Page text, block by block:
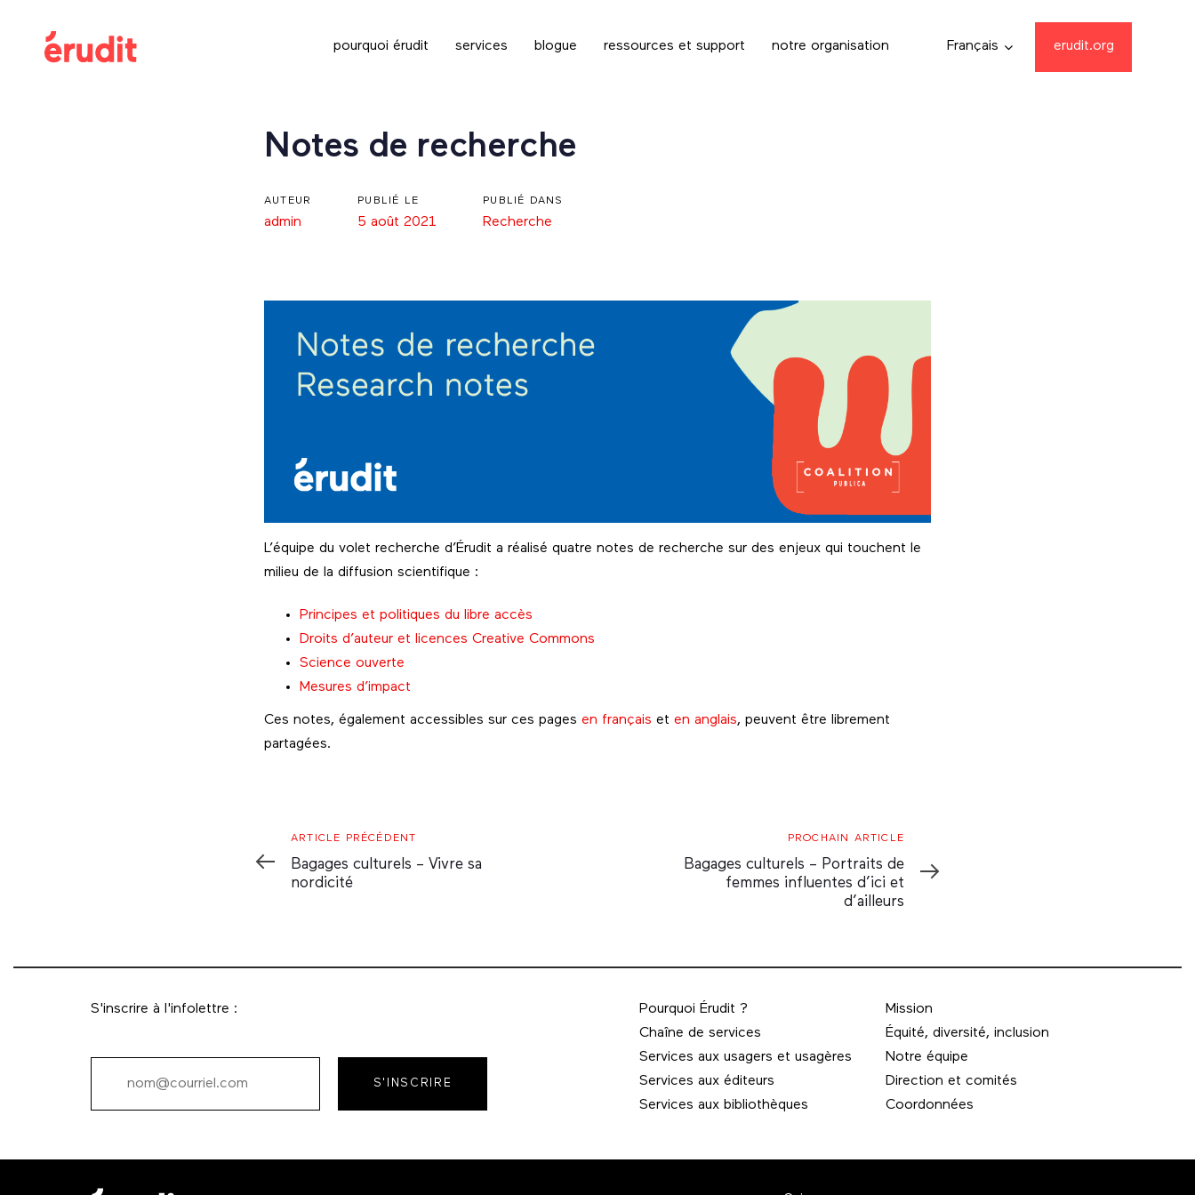
content
pourquoi érudit services blogue ressources et support notre organisation Français erudit.org
Notes de recherche
AUTEUR
admin
PUBLIÉ LE
5 août 2021
PUBLIÉ DANS
Recherche
L’équipe du volet recherche d’Érudit a réalisé quatre notes de recherche sur des enjeux qui touchent le
milieu de la diffusion scientifique :
Principes et politiques du libre accès
Droits d’auteur et licences Creative Commons
Science ouverte
Mesures d’impact
Ces notes, également accessibles sur ces pages en français et en anglais, peuvent être librement
partagées.
Post
Article
Précédent
ARTICLE PRÉCÉDENT
Bagages culturels – Vivre sa
nordicité
Article
PROCHAIN ARTICLE
Bagages culturels – Portraits de
femmes influentes d’ici et
d’ailleurs
S'inscrire à l'infolettre :
S'INSCRIRE
Pourquoi Érudit ?
Chaîne de services
Services aux usagers et usagères
Services aux éditeurs
Services aux bibliothèques
Mission
Équité, diversité, inclusion
Notre équipe
Direction et comités
Coordonnées